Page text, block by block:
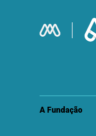
A Fundação